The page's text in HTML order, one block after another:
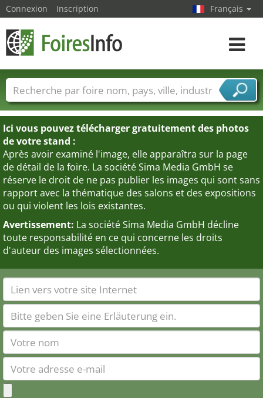
Ici vous pouvez télécharger gratuitement des photos
de votre stand :
Après avoir examiné l'image, elle apparaîtra sur la page
de détail de la foire. La société Sima Media GmbH se
réserve le droit de ne pas publier les images qui sont sans
rapport avec la thématique des salons et des expositions
ou qui violent les lois existantes.
Avertissement: La société Sima Media GmbH décline
toute responsabilité en ce qui concerne les droits
d'auteur des images sélectionnées.
Connexion Inscription Français
Toggle
Foire noms Pays Villes
Secteurs de foire
Secteurs du fournisseur de services